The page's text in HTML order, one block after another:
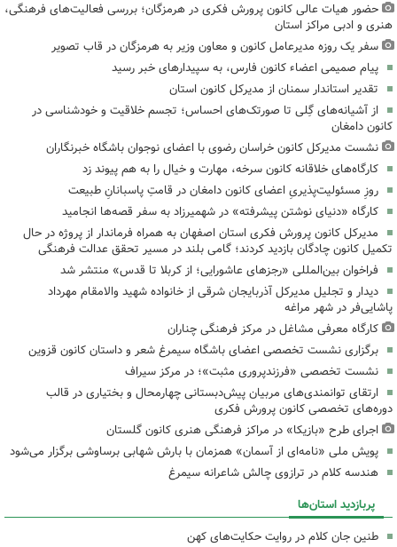
حضور هیات عالی کانون پرورش فکری در هرمزگان؛ بررسی فعالیت‌های فرهنگی،
هنری و ادبی مراکز استان
سفر یک روزه مدیرعامل کانون و معاون وزیر به هرمزگان در قاب تصویر
پیام صمیمی اعضاء کانون فارس، به سپیدارهای خبر رسید
تقدیر استاندار سمنان از مدیرکل کانون استان
از آشیانه‌های گِلی تا صورتک‌های احساس؛ تجسم خلاقیت و خودشناسی در
کانون دامغان
نشست مدیرکل کانون خراسان رضوی با اعضای نوجوان باشگاه خبرنگاران
کارگاه‌های خلاقانه کانون سرخه، مهارت و خیال را به هم پیوند زد
روزِ مسئولیت‌پذیریِ اعضای کانون دامغان در قامتِ پاسبانانِ طبیعت
کارگاه «دنیای نوشتن پیشرفته» در شهمیرزاد به سفر قصه‌ها انجامید
مدیرکل کانون پرورش فکری استان اصفهان به همراه فرماندار از پروژه در حال
تکمیل کانون چادگان بازدید کردند؛ گامی بلند در مسیر تحقق عدالت فرهنگی
فراخوان بین‌المللی «رجزهای عاشورایی؛ از کربلا تا قدس» منتشر شد
دیدار و تجلیل مدیرکل آذربایجان شرقی از خانواده شهید والامقام مهرداد
پاشایی‌فر در شهر مراغه
کارگاه معرفی مشاغل در مرکز فرهنگی چناران
برگزاری نشست تخصصی اعضای باشگاه سیمرغ شعر و داستان کانون قزوین
نشست تخصصی «فرزندپروری مثبت»؛ در مرکز سیراف
ارتقای توانمندی‌های مربیان پیش‌دبستانی چهارمحال و بختیاری در قالب
دوره‌های تخصصی کانون پرورش فکری
اجرای طرح «بازیکا» در مراکز فرهنگی هنری کانون گلستان
پویش ملی «نامه‌ای از آسمان» همزمان با بارش شهابی برساوشی برگزار می‌شود
هندسه کلام در ترازوی چالش شاعرانه سیمرغ
پربازدید استان‌ها
طنین جان کلام در روایت حکایت‌های کهن